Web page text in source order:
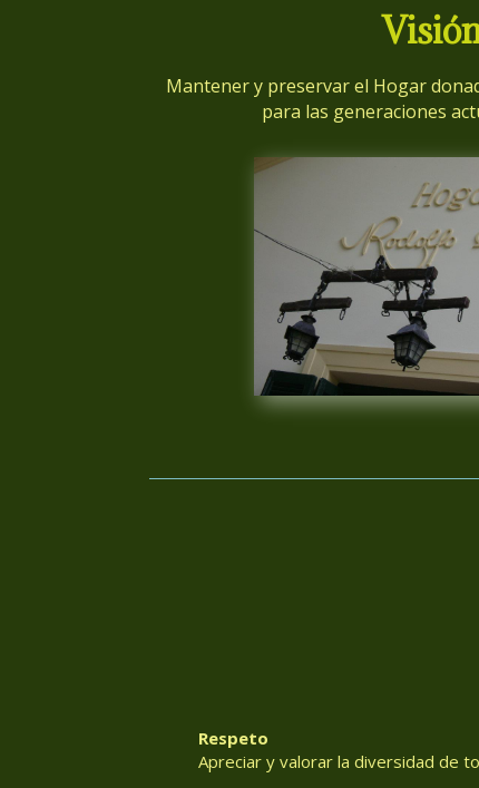
Mantener y preservar el Hogar
para las generaciones
Respeto
Apreciar y valorar la diversidad de